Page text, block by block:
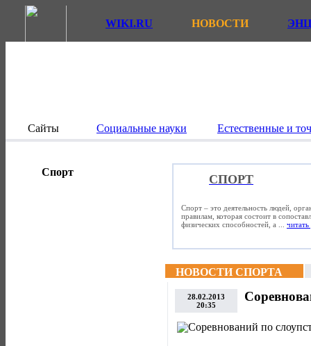
WIKI.RU НОВОСТИ
Сайты Социальные науки Естественные и
Спорт
СПОРТ
Спорт – это деятельность людей,
правилам, которая состоит в
физических способностей, а ... читать
НОВОСТИ СПОРТА
28.02.2013
20:35